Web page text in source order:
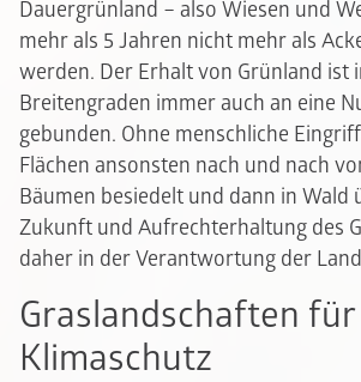
Dauergrünland – also Wiesen und
mehr als 5 Jahren nicht mehr als
werden. Der Erhalt von Grünland ist
Breitengraden immer auch an eine
gebunden. Ohne menschliche
Flächen ansonsten nach und nach
Bäumen besiedelt und dann in Wald
Zukunft und Aufrechterhaltung des
daher in der Verantwortung der
Graslandschaften
Klimaschutz